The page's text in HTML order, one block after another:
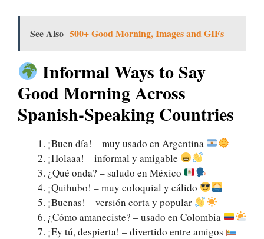
See Also 500+ Good Morning, Images and GIFs
Informal Ways to Say
Good Morning Across
Spanish-Speaking Countries
¡Buen día! – muy usado en Argentina
¡Holaaa! – informal y amigable
¿Qué onda? – saludo en México
¡Quihubo! – muy coloquial y cálido
¡Buenas! – versión corta y popular
¿Cómo amaneciste? – usado en Colombia
¡Ey tú, despierta! – divertido entre amigos